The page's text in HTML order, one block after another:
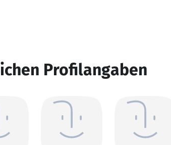
Profilangaben